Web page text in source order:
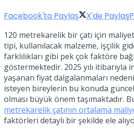
Facebook'ta Paylaş X'de Paylaş
120 metrekarelik bir çatı için
tipi, kullanılacak malzeme, işçilik
farklılıkları gibi pek çok faktöre
göstermektedir. 2025 yılı itibarıyla
yaşanan fiyat dalgalanmaları
isteyen bireylerin bu konuda
olması büyük önem taşımaktadır.
metrekarelik çatının ortalama
faktörleri detaylı bir şekilde ele